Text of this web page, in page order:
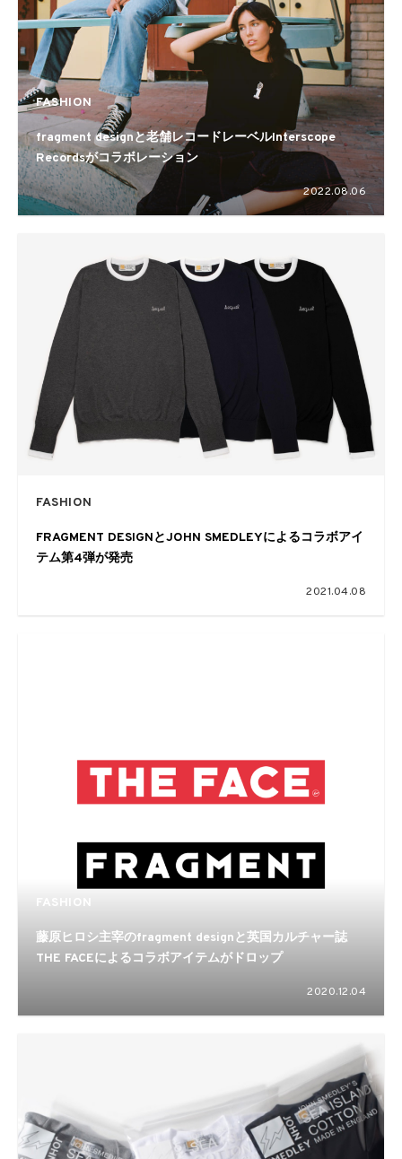
FASHION
fragment designと老舗レコードレーベルInterscope
Recordsがコラボレーション
2022.08.06
FASHION
FRAGMENT DESIGNとJOHN SMEDLEYによるコラボアイ
テム第4弾が発売
2021.04.08
FASHION
藤原ヒロシ主宰のfragment designと英国カルチャー誌
THE FACEによるコラボアイテムがドロップ
2020.12.04